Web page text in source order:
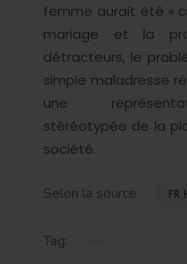
femme aurait été «
mariage et la
détracteurs, le
simple maladresse
une
stéréotypée de la
société.
Selon la source:
Tag: